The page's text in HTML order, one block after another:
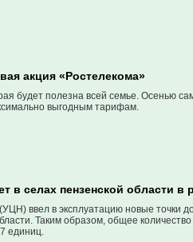
акция «Ростелекома»
будет полезна всей семье. Осенью
выгодным тарифам.
в селах пензенской области в
ввел в эксплуатацию новые точки
Таким образом, общее
единиц.